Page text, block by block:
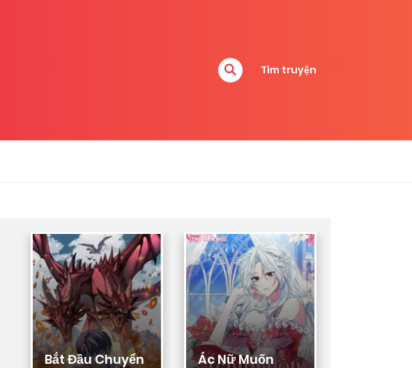
Tìm truyện
Bắt Đầu Chuyển
Ác Nữ Muốn